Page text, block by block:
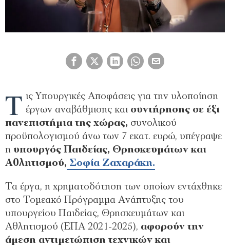
Τ ις Υπουργικές Αποφάσεις για την υλοποίηση
έργων αναβάθμισης καισυντήρησης σε έξι
πανεπιστήμια της χώρας, συνολικού
προϋπολογισμού άνω των 7 εκατ. ευρώ, υπέγραψε
η υπουργός Παιδείας, Θρησκευμάτων και
Αθλητισμού, Σοφία Ζαχαράκη.
Τα έργα, η χρηματοδότηση των οποίων εντάχθηκε
στο Τομεακό Πρόγραμμα Ανάπτυξης του
υπουργείου Παιδείας, Θρησκευμάτων και
Αθλητισμού (ΕΠΑ 2021-2025), αφορούν την
άμεση αντιμετώπιση τεχνικών και